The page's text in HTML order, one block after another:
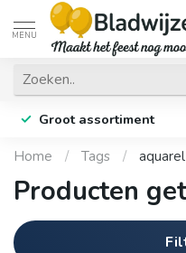
MENU
Groot assortiment
Home / Tags / aquarel
Producten